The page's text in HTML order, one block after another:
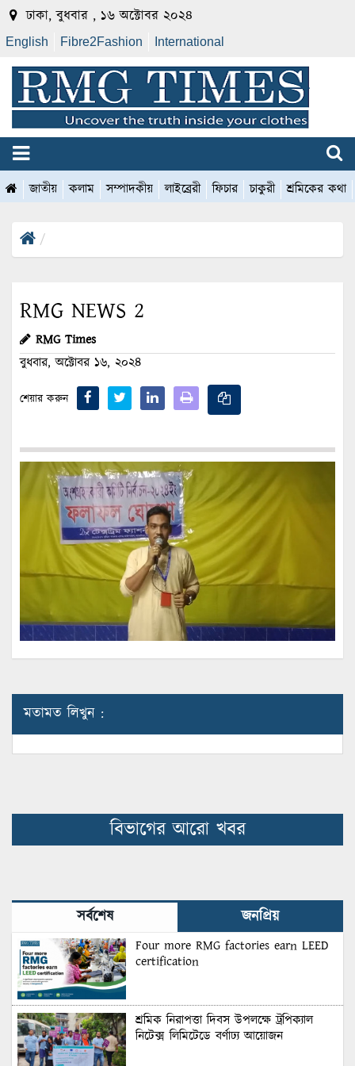
ঢাকা, বুধবার , ১৬ অক্টোবর ২০২৪
English Fibre2Fashion International
জাতীয় কলাম সম্পাদকীয় লাইব্রেরী ফিচার চাকুরী শ্রমিকের কথা
RMG NEWS 2
RMG Times
বুধবার, অক্টোবর ১৬, ২০২৪
শেয়ার করুন
মতামত লিখুন :
বিভাগের আরো খবর
সর্বশেষ জনপ্রিয়
Four more RMG factories earn LEED
certification
শ্রমিক নিরাপত্তা দিবস উপলক্ষে ট্রপিক্যাল
নিটেক্স লিমিটেডে বর্ণাঢ্য আয়োজন